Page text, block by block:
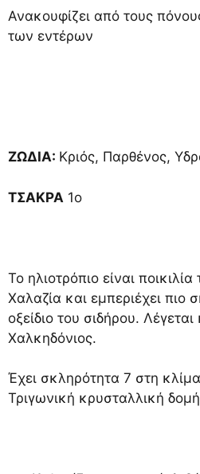
Ανακουφίζει από τους
των εντέρων
ΖΩΔΙΑ: Κριός, Παρθένος,
ΤΣΑΚΡΑ 1ο
Το ηλιοτρόπιο είναι
Χαλαζία και εμπεριέχει πιο
οξείδιο του σιδήρου.
Χαλκηδόνιος.
Έχει σκληρότητα 7 στη
Τριγωνική κρυσταλλική δομή